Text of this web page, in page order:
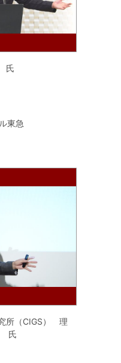
氏
東急
所（CIGS） 理
氏